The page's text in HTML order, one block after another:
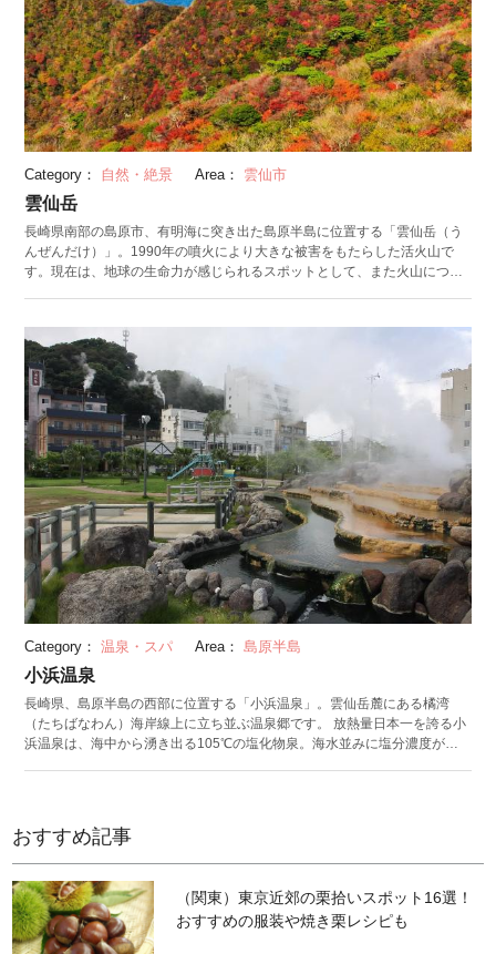
Category： 自然・絶景 Area： 雲仙市
雲仙岳
長崎県南部の島原市、有明海に突き出た島原半島に位置する「雲仙岳（う
んぜんだけ）」。1990年の噴火により大きな被害をもたらした活火山で
す。現在は、地球の生命力が感じられるスポットとして、また火山につい
ダイナミックな絶景を楽しめます。 雲仙ロープウェイを利用すれば、紅葉
の季節に、真っ赤に染まった山肌の上を優雅に空中散歩できます。また、
年に一度「雲仙仁田峠プレミアムナイト」と題し、夜間運行を実施。満点
の星空と島原や天草の夜景を贅沢に味わえます。雲仙岳の上にある雲仙温
泉郷と、山の麓の海沿いにある小浜温泉郷、湯量の豊富な二つの温泉も併
せて訪れてみては。
Category： 温泉・スパ Area： 島原半島
小浜温泉
長崎県、島原半島の西部に位置する「小浜温泉」。雲仙岳麓にある橘湾
（たちばなわん）海岸線上に立ち並ぶ温泉郷です。 放熱量日本一を誇る小
浜温泉は、海中から湧き出る105℃の塩化物泉。海水並みに塩分濃度が高
されている入浴施設から、4軒の温泉を利用できます。橘湾海中に30カ所
もの源泉を持つ小浜温泉を存分に満喫しましょう。夕刻には波の穏やかな
橘湾から夕日の絶景が展望でき、温泉と共に日常の疲れを洗い流してくれ
ますよ。 数ある入浴施設の中でも有名なのが、源泉温度の105℃から由来
する足湯施設「ほっとふっと105」。日本一長い足湯として知られていま
す。温泉と共に楽しみたい地元グルメとしては、魚介出汁に海鮮の具がた
っぷり入った小浜ちゃんぽんが人気。ほとんどのお寿司屋さんに小浜ちゃ
おすすめ記事
（関東）東京近郊の栗拾いスポット16選！
おすすめの服装や焼き栗レシピも